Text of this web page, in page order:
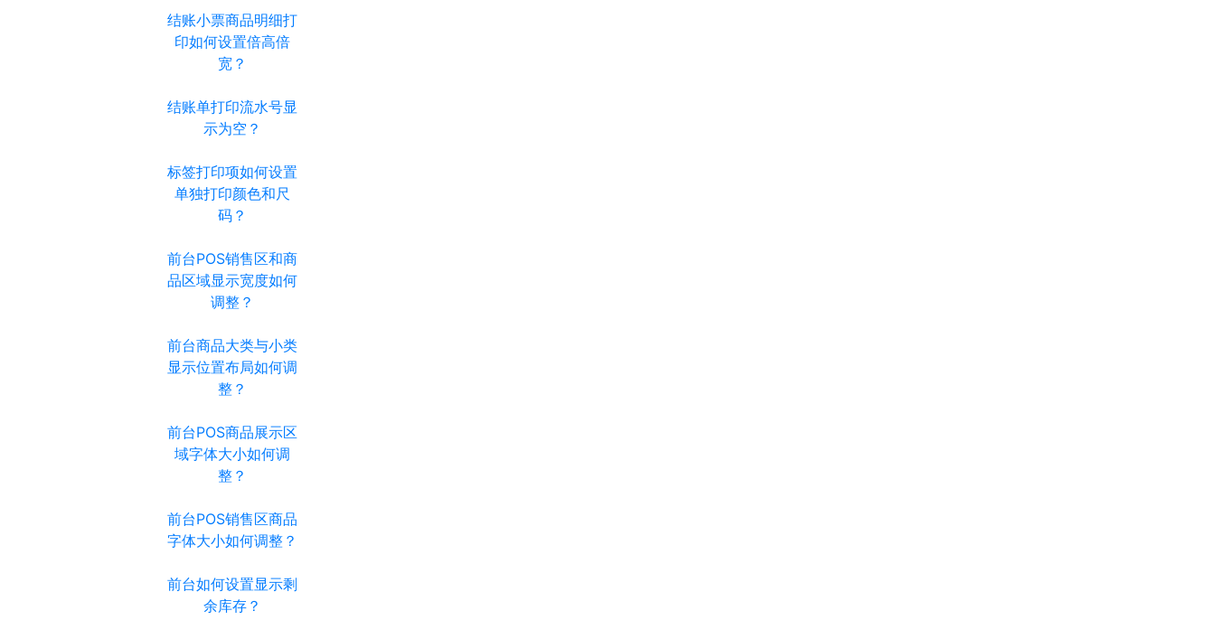
结账小票商品明细打
印如何设置倍高倍
宽？
结账单打印流水号显
示为空？
标签打印项如何设置
单独打印颜色和尺
码？
前台POS销售区和商
品区域显示宽度如何
调整？
前台商品大类与小类
显示位置布局如何调
整？
前台POS商品展示区
域字体大小如何调
整？
前台POS销售区商品
字体大小如何调整？
前台如何设置显示剩
余库存？